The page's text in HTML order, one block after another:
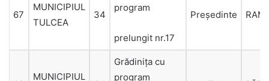
67
MUNICIPIUL
TULCEA
34
program
prelungit nr.17
Președinte
MUNICIPIUL
Grădiniţa cu
program